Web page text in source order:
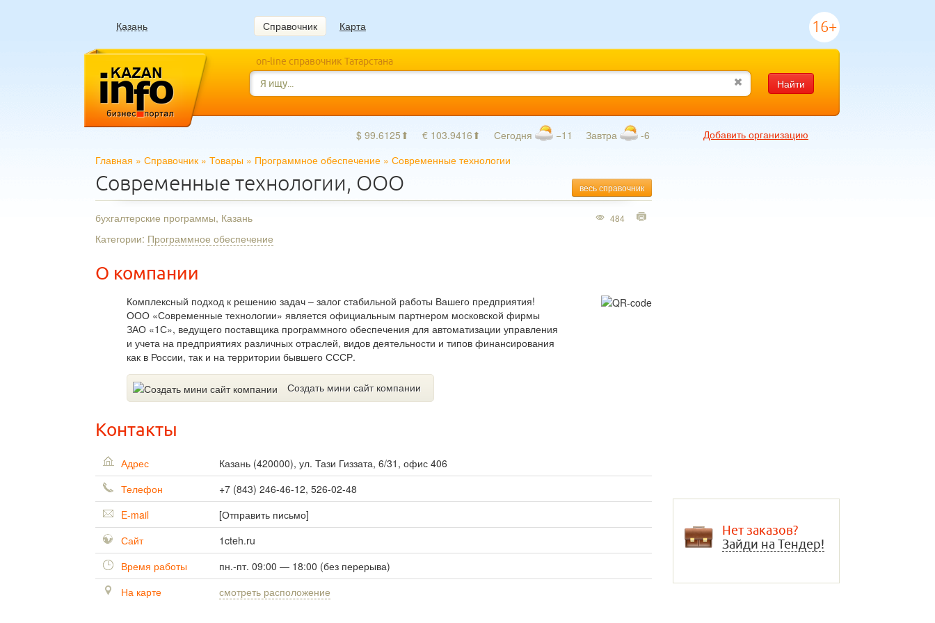
Казань Справочник Карта 16+
on-line справочник Татарстана
Найти
$ 99.6125⬆ € 103.9416⬆ Сегодня −11 Завтра -6
Добавить организацию
Главная » Справочник » Товары » Программное обеспечение » Современные технологии
весь справочник
Современные технологии, ООО
бухгалтерские программы, Казань
Категории: Программное обеспечение
О компании
Комплексный подход к решению задач – залог стабильной работы Вашего предприятия!
ООО «Современные технологии» является официальным партнером московской фирмы
ЗАО «1С», ведущего поставщика программного обеспечения для автоматизации управления
и учета на предприятиях различных отраслей, видов деятельности и типов финансирования
как в России, так и на территории бывшего СССР.
Создать мини сайт компании
484
Контакты
Адрес Казань (420000), ул. Тази Гиззата, 6/31, офис 406
Телефон
+7 (843) 246-46-12, 526-02-48
E-mail
[Отправить письмо]
Сайт
1cteh.ru
Время работы
пн.-пт. 09:00 — 18:00 (без перерыва)
На карте
смотреть расположение
Нет заказов?
Зайди на Тендер!